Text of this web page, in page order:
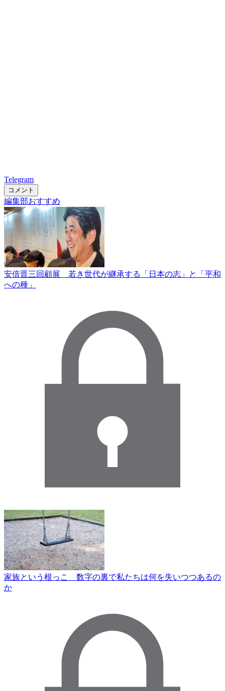
Telegram
コメント
編集部おすすめ
安倍晋三回顧展 若き世代が継承する「日本の志」と「平和
への種」
家族という根っこ 数字の裏で私たちは何を失いつつあるの
か